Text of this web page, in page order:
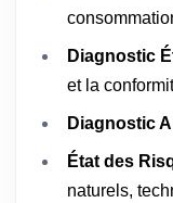
Diagnostic
et la
Diagnostic
État des
naturels,